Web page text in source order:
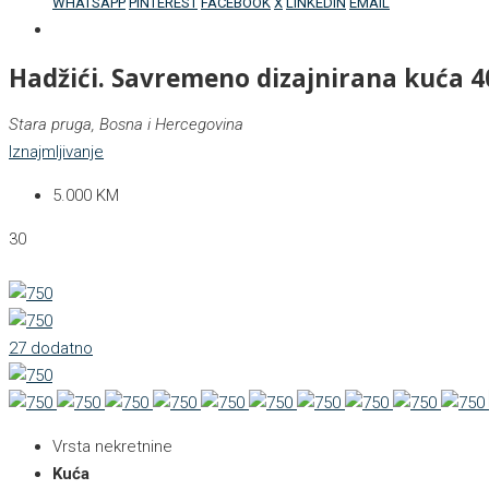
Hadžići. Savremeno dizajnirana kuća
Stara pruga, Bosna i Hercegovina
Iznajmljivanje
5.000 KM
30
27 dodatno
Vrsta nekretnine
Kuća